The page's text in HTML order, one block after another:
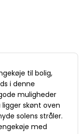
til bolig,
i denne
muligheder
skønt oven
solens stråler.
med